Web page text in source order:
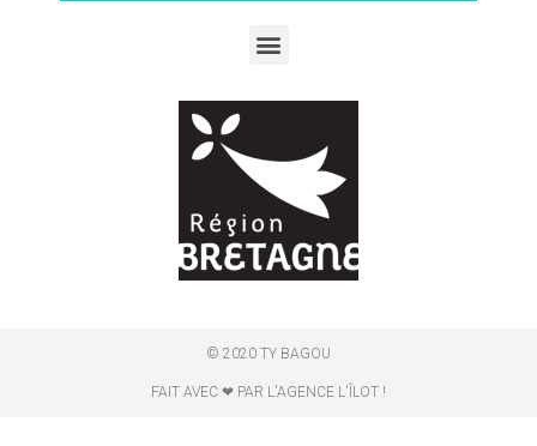
© 2020 TY BAGOU
FAIT AVEC ❤ PAR L'AGENCE L'ÎLOT !